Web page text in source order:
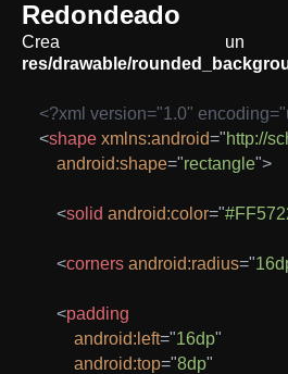
Redondeado
Crea un
res/drawable/
<?xml version="1.0"
<shape xmlns:android="http://
android:shape="rectangle">
<solid android:color="
<corners android:radius="
<padding
android: left="16dp"
android:top="8dp"